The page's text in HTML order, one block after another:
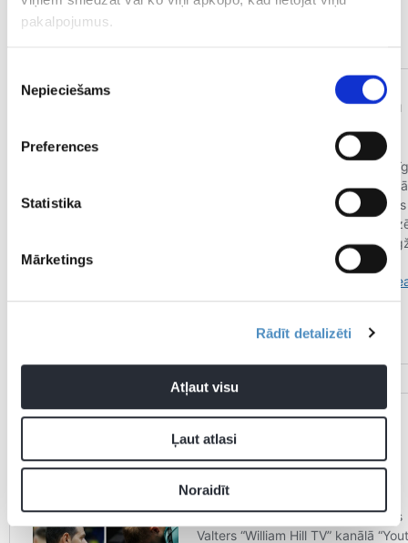
pakalpojumus.
izvēle
Nepieciešams
Preferences
Statistika
Mārketings
Rādīt detalizēti
Atļaut visu
Ļaut atlasi
Noraidīt
Viļņas “Wolves”, kura rindās viņš iedzīvojās ceļgala